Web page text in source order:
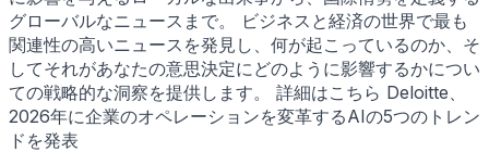
グローバルなニュースまで。 ビジネスと経済の世界で最も
関連性の高いニュースを発見し、何が起こっているのか、そ
してそれがあなたの意思決定にどのように影響するかについ
ての戦略的な洞察を提供します。 詳細はこちら Deloitte、
2026年に企業のオペレーションを変革するAIの5つのトレン
ドを発表